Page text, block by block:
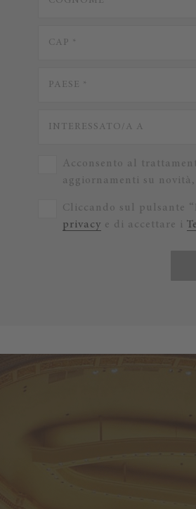
Acconsento al
aggiornamenti su
Cliccando sul pulsante
privacy e di accettare i